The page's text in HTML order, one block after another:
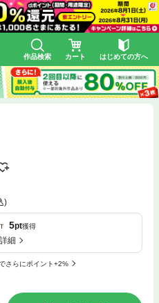
作品検索 カート はじめての方へ
)
5pt獲得
細
さらにポイント+2%